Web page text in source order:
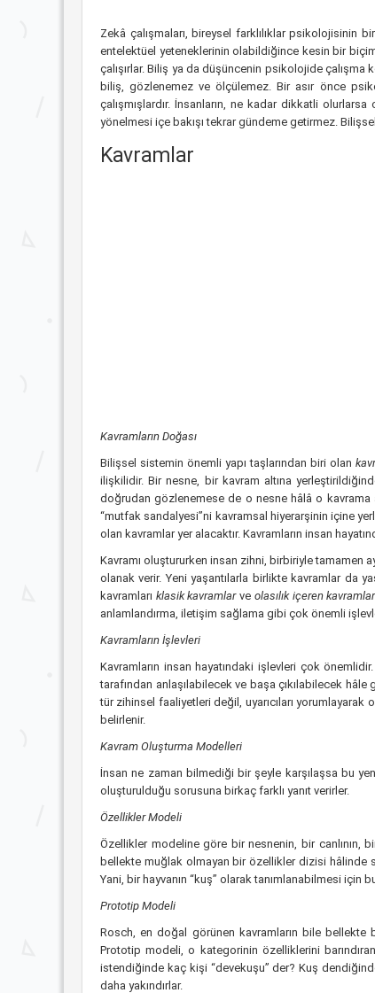
Zekâ çalışmaları, bireysel farklılıklar psikolojisinin
entelektüel yeteneklerinin olabildiğince kesin bir
çalışırlar. Biliş ya da düşüncenin psikolojide çalışma
biliş, gözlenemez ve ölçülemez. Bir asır önce
çalışmışlardır. İnsanların, ne kadar dikkatli
yönelmesi içe bakışı tekrar gündeme getirmez.
Kavramlar
Kavramların Doğası
Bilişsel sistemin önemli yapı taşlarından biri olan
ilişkilidir. Bir nesne, bir kavram altına
doğrudan gözlenemese de o nesne hâlâ o kavrama
“mutfak sandalyesi”ni kavramsal hiyerarşinin içine
olan kavramlar yer alacaktır. Kavramların insan
Kavramı oluştururken insan zihni, birbiriyle tamamen
olanak verir. Yeni yaşantılarla birlikte kavramlar da
kavramları klasik kavramlarve olasılık içeren
anlamlandırma, iletişim sağlama gibi çok önemli
Kavramların İşlevleri
Kavramların insan hayatındaki işlevleri çok
tarafından anlaşılabilecek ve başa çıkılabilecek
tür zihinsel faaliyetleri değil, uyarıcıları yorumlayarak
belirlenir.
Kavram Oluşturma Modelleri
İnsan ne zaman bilmediği bir şeyle karşılaşsa bu
oluşturulduğu sorusuna birkaç farklı yanıt verirler.
Özellikler Modeli
Özellikler modeline göre bir nesnenin, bir canlının,
bellekte muğlak olmayan bir özellikler dizisi hâlinde
Yani, bir hayvanın “kuş” olarak tanımlanabilmesi için
Prototip Modeli
Rosch, en doğal görünen kavramların bile bellekte
Prototip modeli, o kategorinin özelliklerini
istendiğinde kaç kişi “devekuşu” der? Kuş
daha yakındırlar.